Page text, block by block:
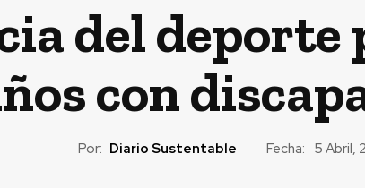
del deporte
con
Por: Diario Sustentable Fecha: 5 Abril,